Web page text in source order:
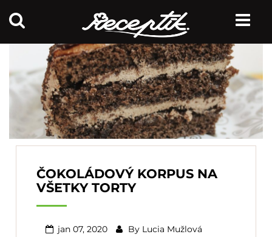
ČOKOLÁDOVÝ KORPUS NA
VŠETKY TORTY
jan 07, 2020 By Lucia Mužlová